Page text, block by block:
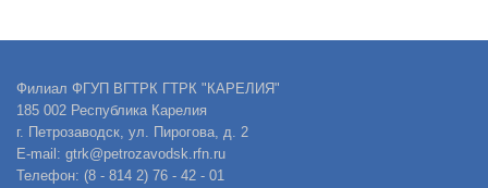
Филиал ФГУП ВГТРК ГТРК "КАРЕЛИЯ"
185 002 Республика Карелия
г. Петрозаводск, ул. Пирогова, д. 2
E-mail: gtrk@petrozavodsk.rfn.ru
Телефон: (8 - 814 2) 76 - 42 - 01